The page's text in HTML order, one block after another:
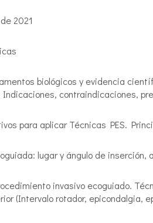
2021
biológicos y evidencia
Indicaciones, contraindicaciones,
para aplicar Técnicas PES.
lugar y ángulo de inserción,
invasivo ecoguiado.
(Intervalo rotador, epicondalgia,